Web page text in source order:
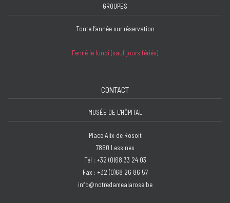
GROUPES
Toute l’année sur réservation
Fermé le lundi (sauf jours fériés)
CONTACT
MUSÉE DE L'HÔPITAL
Place Alix de Rosoit
7860 Lessines
Tél : +32 (0)68 33 24 03
Fax : +32 (0)68 26 86 57
info@notredamealarose.be